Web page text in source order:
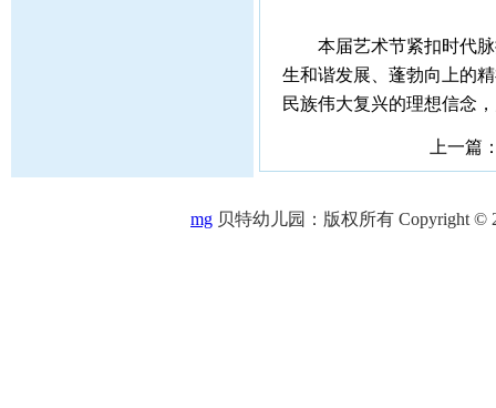
本届艺术节紧扣时代
生和谐发展、蓬勃向上的
民族伟大复兴的理想信念
上一篇
mg 贝特幼儿园：版权所有 Copyright ©